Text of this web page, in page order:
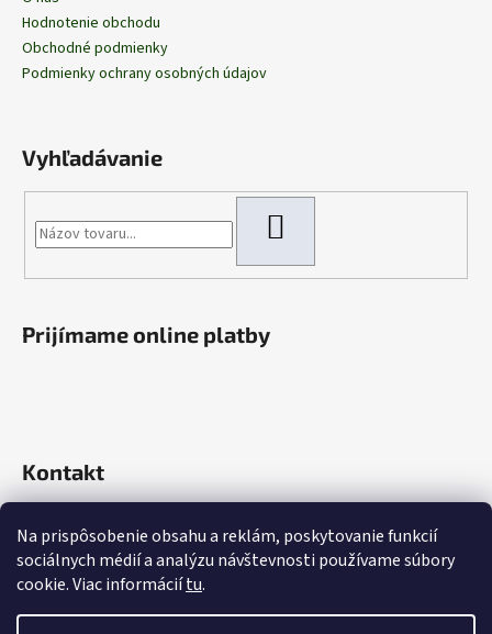
Na prispôsobenie obsahu a reklám, poskytovanie funkcií
sociálnych médií a analýzu návštevnosti používame súbory
cookie. Viac informáciítu.
Hodnotenie obchodu
Obchodné podmienky
Podmienky ochrany osobných údajov
Vyhľadávanie
Prijímame online platby
Kontakt
+421 907 621 753
+421 907 621 753